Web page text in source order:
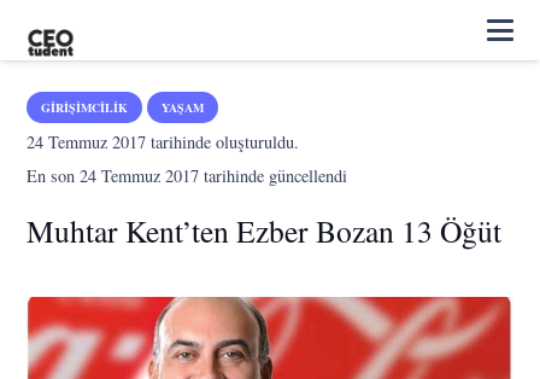
GIRIŞIMCILIK YAŞAM
24 Temmuz 2017 tarihinde oluşturuldu.
En son24 Temmuz 2017 tarihinde güncellendi
Muhtar Kent’ten Ezber Bozan 13 Öğüt